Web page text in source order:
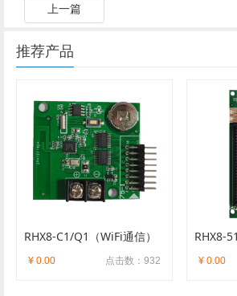
上一篇
推荐产品
RHX8-C1/Q1（WiFi通信）
点击数：932
¥ 0.00 ¥ 0.00